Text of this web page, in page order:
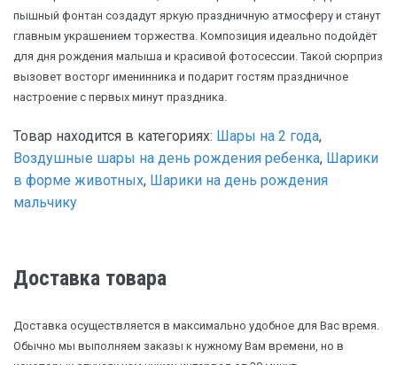
пышный фонтан создадут яркую праздничную атмосферу и станут
главным украшением торжества. Композиция идеально подойдёт
для дня рождения малыша и красивой фотосессии. Такой сюрприз
вызовет восторг именинника и подарит гостям праздничное
настроение с первых минут праздника.
Товар находится в категориях: Шары на 2 года,
Воздушные шары на день рождения ребенка, Шарики
в форме животных, Шарики на день рождения
мальчику
Доставка товара
Доставка осуществляется в максимально удобное для Вас время.
Обычно мы выполняем заказы к нужному Вам времени, но в